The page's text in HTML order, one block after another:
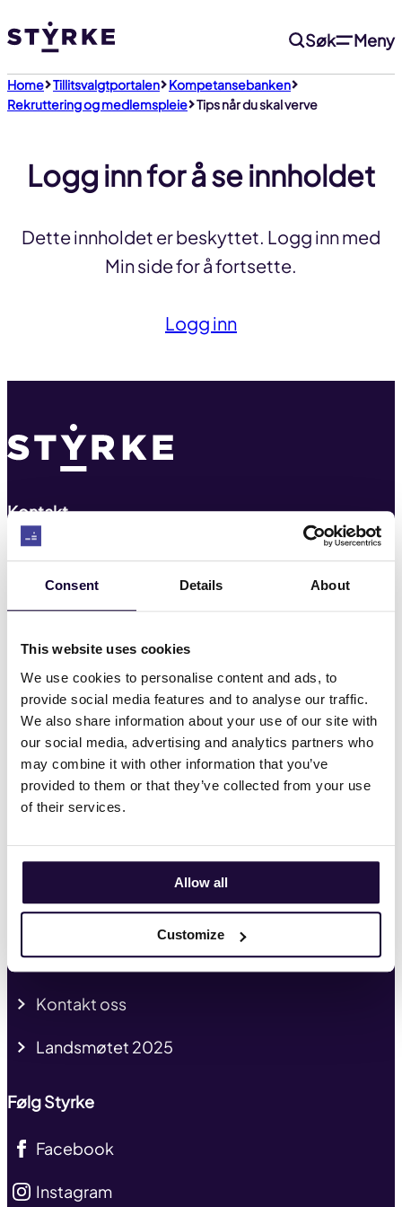
Consent Details About
This website uses cookies
We use cookies to personalise content and ads, to
provide social media features and to analyse our traffic.
We also share information about your use of our site with
our social media, advertising and analytics partners who
may combine it with other information that you’ve
provided to them or that they’ve collected from your use
of their services.
Allow all
Customize
til
innhold
Søk Meny
Home Tillitsvalgtportalen
Kompetansebanken
Rekruttering og medlemspleie Tips når du skal verve
Logg inn for å se innholdet
Dette innholdet er beskyttet. Logg inn med
Min side for å fortsette.
Logg inn
Kontakt
22 03 22 00
Nyheter
Hvem er vi
Hva vi mener
HMS
Kurs og kompetanse
Presse og profil
Mitt medlemskap
Kontakt oss
Landsmøtet 2025
Følg Styrke
Facebook
Instagram